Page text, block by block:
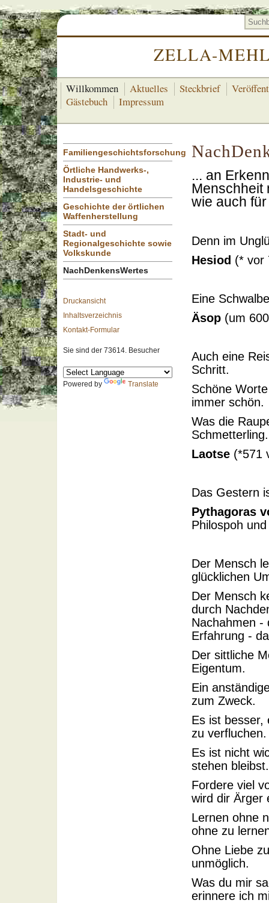
ZELLA-
Willkommen Aktuelles Steckbrief
Gästebuch
Impressum
Familiengeschichtsforschung
Örtliche Handwerks-,
Industrie- und
Handelsgeschichte
Geschichte der örtlichen
Waffenherstellung
Stadt- und
Regionalgeschichte sowie
Volkskunde
NachDenkensWertes
Druckansicht
Inhaltsverzeichnis
Kontakt-Formular
Sie sind der 73614. Besucher
Powered by Translate
... an
wie auch
Denn im
Hesiod (* vor
Eine
Äsop (um
Auch eine
Schritt.
Schöne
immer schön.
Was die
Schmetterling.
Laotse (*571
Das Gestern
Pythagoras
Philospoh
Der Mensch
glücklichen
Der Mensch
durch
Nachahmen -
Erfahrung -
Der sittliche
Eigentum.
Ein
zum Zweck.
Es ist besser,
zu verfluchen.
Es ist nicht
stehen bleibst.
Fordere viel
wird dir Ärger
Lernen ohne
ohne zu
Ohne Liebe
unmöglich.
Was du mir
erinnere ich